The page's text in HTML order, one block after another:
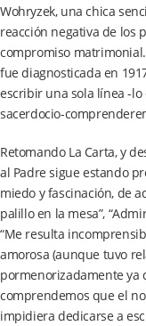
Wohryzek, una chica
reacción negativa de los
compromiso
fue diagnosticada en
escribir una sola línea -
sacerdocio-
Retomando La Carta, y
al Padre sigue estando
miedo y fascinación, de
palillo en la mesa”,
“Me resulta
amorosa (aunque tuvo
pormenorizadamente ya
comprendemos que el
impidiera dedicarse a